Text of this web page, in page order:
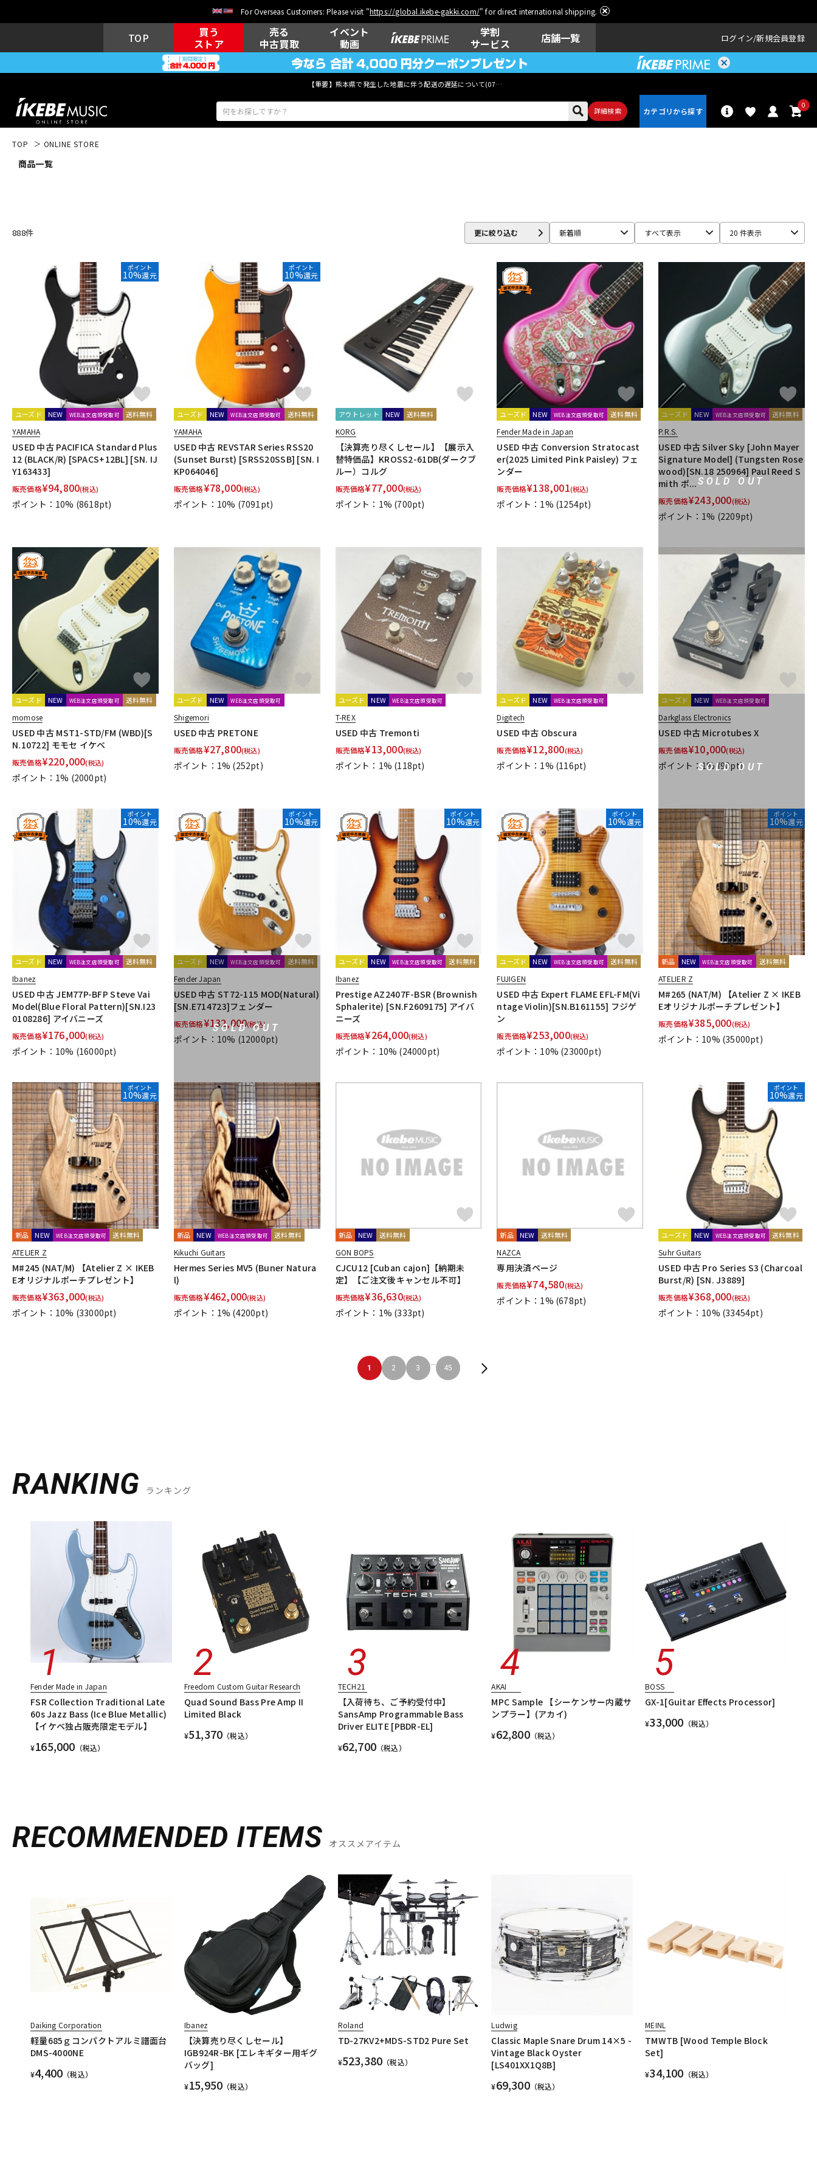
For Overseas Customers: Please visit "https://global.ikebe-gakki.com/" for direct international shipping.
TOP
買う
ストア
売る
中古買取
イベント
動画
学割
サービス
店舗一覧 ログイン 新規会員登録
【重要】熊本県で発生した地震に伴う配送の遅延について(07月29日
詳細検索
0
その他楽器 アンプ エフェクター
DJ機器 DTM レコーディン
グ機器
配信/ライブ
機器
楽器アクセサ
中古 ヴィンテージ
TOP ONLINE STORE
商品一覧
888件 更に絞り込む 新着順 すべて表示 20 件表示
ポイント
10%還元
ユーズド NEW WEB注文店頭受取可 送料無料
YAMAHA
USED 中古 PACIFICA Standard Plus
12 (BLACK/R) [SPACS+12BL] [SN. IJ
Y163433]
販売価格¥94,800(税込)
ポイント：10% (8618pt)
ポイント
10%還元
ユーズド NEW WEB注文店頭受取可 送料無料
YAMAHA
USED 中古 REVSTAR Series RSS20
(Sunset Burst) [SRSS20SSB] [SN. I
KP064046]
販売価格¥78,000(税込)
ポイント：10% (7091pt)
アウトレット NEW 送料無料
KORG
【決算売り尽くしセール】【展示入
替特価品】KROSS2-61DB(ダークブ
ルー）コルグ
販売価格¥77,000(税込)
ポイント：1% (700pt)
ユーズド NEW WEB注文店頭受取可 送料無料
Fender Made in Japan
USED 中古 Conversion Stratocast
er(2025 Limited Pink Paisley) フェ
ンダー
販売価格¥138,001(税込)
ポイント：1% (1254pt)
SOLD OUT
ユーズド NEW WEB注文店頭受取可 送料無料
P.R.S.
USED 中古 Silver Sky [John Mayer
Signature Model] (Tungsten Rose
wood)[SN.18 250964] Paul Reed S
mith ポ...
販売価格¥243,000(税込)
ポイント：1% (2209pt)
ユーズド NEW WEB注文店頭受取可 送料無料
momose
USED 中古 MST1-STD/FM (WBD)[S
N.10722] モモセ イケベ
販売価格¥220,000(税込)
ポイント：1% (2000pt)
ユーズド NEW WEB注文店頭受取可
Shigemori
USED 中古 PRETONE
販売価格¥27,800(税込)
ポイント：1% (252pt)
ユーズド NEW WEB注文店頭受取可
T-REX
USED 中古 Tremonti
販売価格¥13,000(税込)
ポイント：1% (118pt)
ユーズド NEW WEB注文店頭受取可
Digitech
USED 中古 Obscura
販売価格¥12,800(税込)
ポイント：1% (116pt) SOLD OUT
ユーズド NEW WEB注文店頭受取可
Darkglass Electronics
USED 中古 Microtubes X
販売価格¥10,000(税込)
ポイント：1%(90pt)
ポイント
10%還元
ユーズド NEW WEB注文店頭受取可 送料無料
Ibanez
USED 中古 JEM77P-BFP Steve Vai
Model(Blue Floral Pattern)[SN.I23
0108286] アイバニーズ
販売価格¥176,000(税込)
ポイント：10% (16000pt)
SOLD OUT
ポイント
10%還元
ユーズド NEW WEB注文店頭受取可 送料無料
Fender Japan
USED 中古 ST72-115 MOD(Natural)
[SN.E714723]フェンダー
販売価格¥132,000(税込)
ポイント：10% (12000pt)
ポイント
10%還元
ユーズド NEW WEB注文店頭受取可 送料無料
Ibanez
Prestige AZ2407F-BSR (Brownish
Sphalerite) [SN.F2609175] アイバ
ニーズ
販売価格¥264,000(税込)
ポイント：10% (24000pt)
ポイント
10%還元
ユーズド NEW WEB注文店頭受取可 送料無料
FUJIGEN
USED 中古 Expert FLAME EFL-FM(Vi
ntage Violin)[SN.B161155] フジゲ
ン
販売価格¥253,000(税込)
ポイント：10% (23000pt)
ポイント
10%還元
新品 NEW WEB注文店頭受取可 送料無料
ATELIER Z
M#265 (NAT/M) 【Atelier Z × IKEB
Eオリジナルポーチプレゼント】
販売価格¥385,000(税込)
ポイント：10% (35000pt)
ポイント
10%還元
新品 NEW WEB注文店頭受取可 送料無料
ATELIER Z
M#245 (NAT/M) 【Atelier Z × IKEB
Eオリジナルポーチプレゼント】
販売価格¥363,000(税込)
ポイント：10% (33000pt)
新品 NEW WEB注文店頭受取可 送料無料
Kikuchi Guitars
Hermes Series MV5 (Buner Natura
l)
販売価格¥462,000(税込)
ポイント：1% (4200pt)
新品 NEW 送料無料
GON BOPS
CJCU12 [Cuban cajon]【納期未
定】【ご注文後キャンセル不可】
販売価格¥36,630(税込)
ポイント：1% (333pt)
新品 NEW 送料無料
NAZCA
専用決済ページ
販売価格¥74,580(税込)
ポイント：1% (678pt)
ポイント
10%還元
ユーズド NEW WEB注文店頭受取可 送料無料
Suhr Guitars
USED 中古 Pro Series S3 (Charcoal
Burst/R) [SN. J3889]
販売価格¥368,000(税込)
ポイント：10% (33454pt)
1 2 3 45
RANKING ランキング
Fender Made in Japan
FSR Collection Traditional Late
60s Jazz Bass (Ice Blue Metallic)
【イケベ独占販売限定モデル】
¥165,000 （税込）
Freedom Custom Guitar Research
Quad Sound Bass Pre Amp II
Limited Black
¥51,370 （税込）
TECH21
【入荷待ち、ご予約受付中】
SansAmp Programmable Bass
Driver ELITE [PBDR-EL]
¥62,700 （税込）
AKAI
MPC Sample 【シーケンサー内蔵サ
ンプラー】(アカイ)
¥62,800（税込）
BOSS
GX-1[Guitar Effects Processor]
¥33,000 （税込）
RECOMMENDED ITEMS オススメアイテム
Daiking Corporation
軽量685ｇコンパクトアルミ譜面台
DMS-4000NE
¥4,400 （税込）
Ibanez
【決算売り尽くしセール】
IGB924R-BK [エレキギター用ギグ
バッグ]
¥15,950 （税込）
Roland
TD-27KV2+MDS-STD2 Pure Set
¥523,380 （税込）
Ludwig
Classic Maple Snare Drum 14×5 -
Vintage Black Oyster
[LS401XX1Q8B]
¥69,300（税込）
MEINL
TMWTB [Wood Temple Block
Set]
¥34,100 （税込）